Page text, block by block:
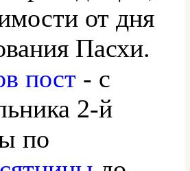
от дня
Пасхи.
пост - с
2-й
по